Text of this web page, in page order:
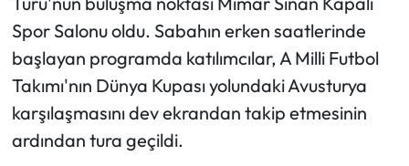
Spor Salonu oldu. Sabahın erken saatlerinde
başlayan programda katılımcılar, A Milli Futbol
Takımı'nın Dünya Kupası yolundaki Avusturya
karşılaşmasını dev ekrandan takip etmesinin
ardından tura geçildi.